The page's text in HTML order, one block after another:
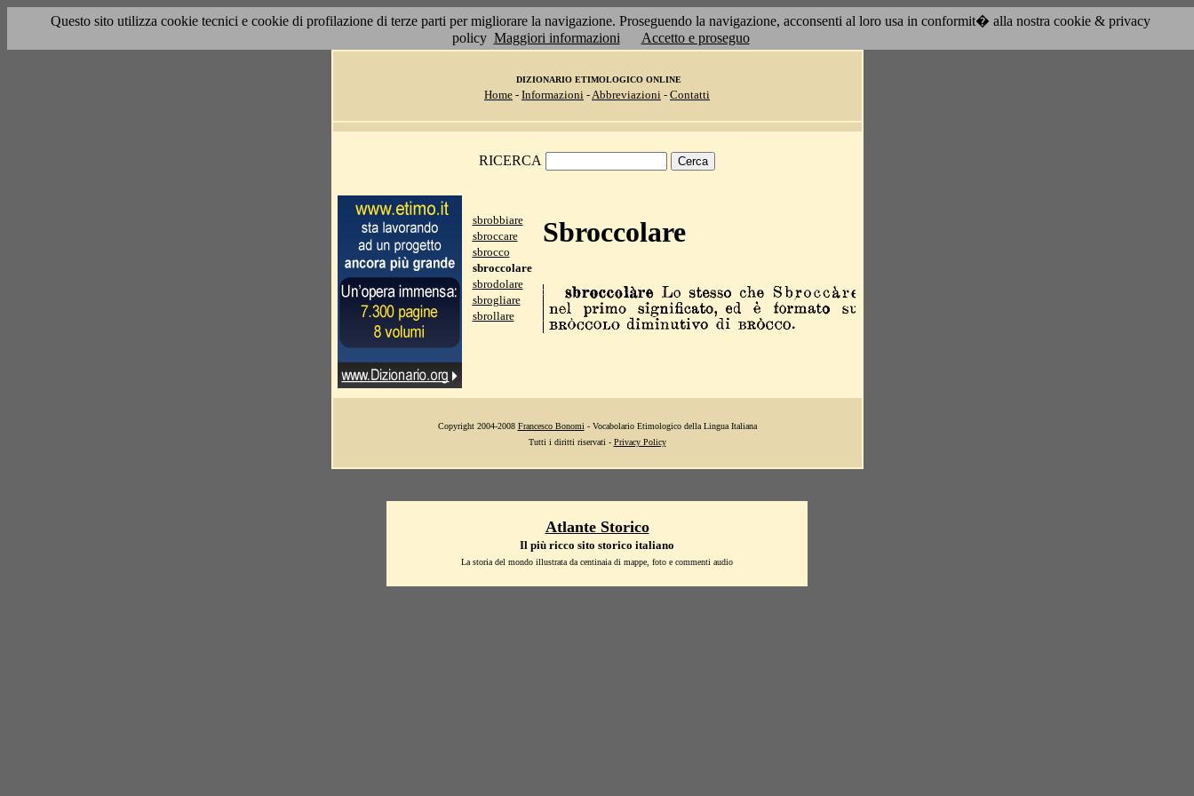
Questo sito utilizza cookie tecnici e cookie di profilazione di terze parti per migliorare la navigazione. Proseguendo la navigazione, acconsenti al loro usa in conformit� alla nostra cookie & privacy
policy Maggiori informazioni Accetto e proseguo
DIZIONARIO ETIMOLOGICO ONLINE
Home - Informazioni -Abbreviazioni - Contatti
RICERCA
sbrobbiare
sbroccare
sbrocco
sbroccolare
sbrodolare
sbrogliare
sbrollare
Sbroccolare
Copyright 2004-2008 Francesco Bonomi - Vocabolario Etimologico della Lingua Italiana
Tutti i diritti riservati - Privacy Policy
Atlante Storico
Il più ricco sito storico italiano
La storia del mondo illustrata da centinaia di mappe, foto e commenti audio